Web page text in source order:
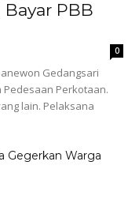
PBB
0
Gedangsari
Pedesaan Perkotaan.
lain. Pelaksana
Gegerkan Warga